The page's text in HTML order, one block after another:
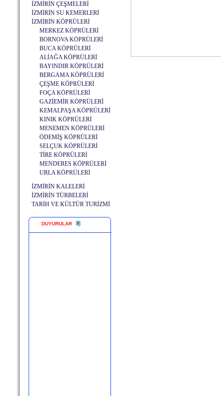
İZMİRİN ÇEŞMELERİ
İZMİRİN SU KEMERLERİ
İZMİRİN KÖPRÜLERİ
MERKEZ KÖPRÜLERİ
BORNOVA KÖPRÜLERİ
BUCA KÖPRÜLERİ
ALİAĞA KÖPRÜLERİ
BAYINDIR KÖPRÜLERİ
BERGAMA KÖPRÜLERİ
ÇEŞME KÖPRÜLERİ
FOÇA KÖPRÜLERİ
GAZİEMİR KÖPRÜLERİ
KEMALPAŞA KÖPRÜLERİ
KINIK KÖPRÜLERİ
MENEMEN KÖPRÜLERİ
ÖDEMİŞ KÖPRÜLERİ
SELÇUK KÖPRÜLERİ
TİRE KÖPRÜLERİ
MENDERES KÖPRÜLERİ
URLA KÖPRÜLERİ
İZMİRİN KALELERİ
İZMİRİN TÜRBELERİ
TARİH VE KÜLTÜR TURİZMİ
DUYURULAR